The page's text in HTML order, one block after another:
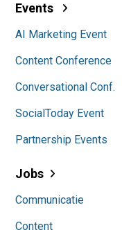
Events
AI Marketing Event
Content Conference
Conversational Conf.
SocialToday Event
Partnership Events
Jobs
Communicatie
Content